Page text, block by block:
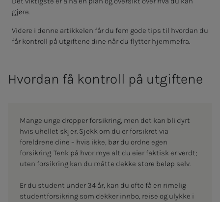
gjøre.
Videre i denne artikkelen får du fem gode tips til hvordan du
får kontroll på utgiftene dine når du flytter hjemmefra.
Hvordan få kontroll på utgiftene
Mange unge dropper forsikring, men det kan bli dyrt
hvis uhellet skjer. Sjekk om du er forsikret via
foreldrene dine – hvis ikke, bør du ordne egen
forsikring. Tenk på hvor mye alt du eier faktisk er verdt;
uten forsikring kan du måtte dekke store beløp selv.
Er du student under 34 år, kan du ofte få en rimelig
studentforsikring som dekker innbo, reise og ulykke i